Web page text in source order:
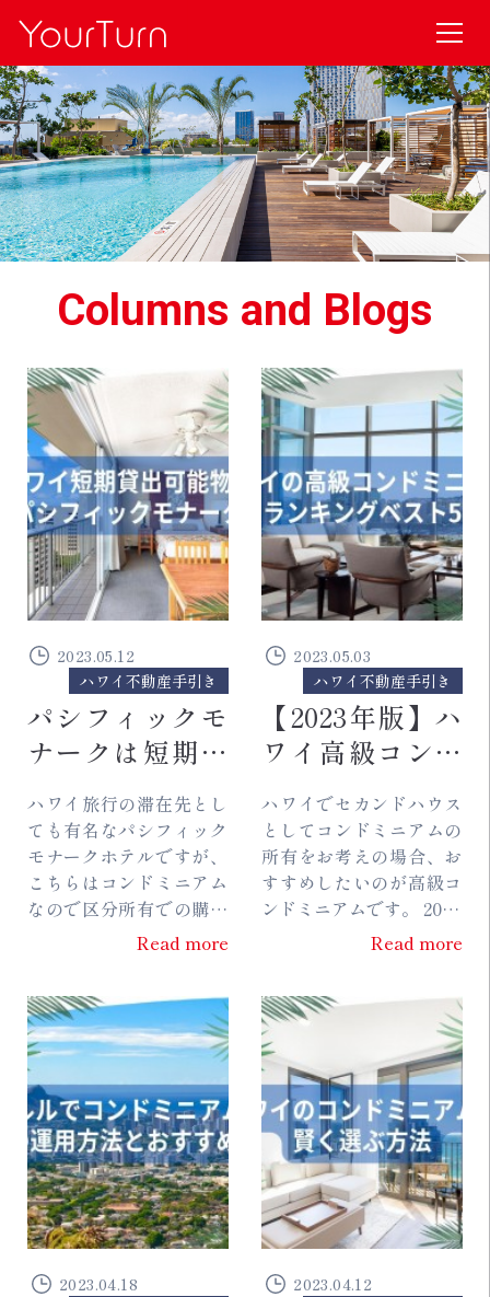
Columns and Blogs
2023.05.12
ハワイ不動産手引き
パシフィックモ
ナークは短期貸
出可能な希少物
件！今人気な理
由とは？
ハワイ旅行の滞在先とし
ても有名なパシフィック
モナークホテルですが、
こちらはコンドミニアム
なので区分所有での購入
が可能です。 現在このパ
してしまう程人気の物
件...
Read more
2023.05.03
ハワイ不動産手引き
【2023年版】ハ
ワイ高級コンド
ミニアムおすす
めランキングベ
スト5を徹底比較
ハワイでセカンドハウス
としてコンドミニアムの
所有をお考えの場合、お
すすめしたいのが高級コ
ンドミニアムです。 2000
年代からホノルルでは高
は希少な築浅の物件が
増...
Read more
2023.04.18
2023.04.12